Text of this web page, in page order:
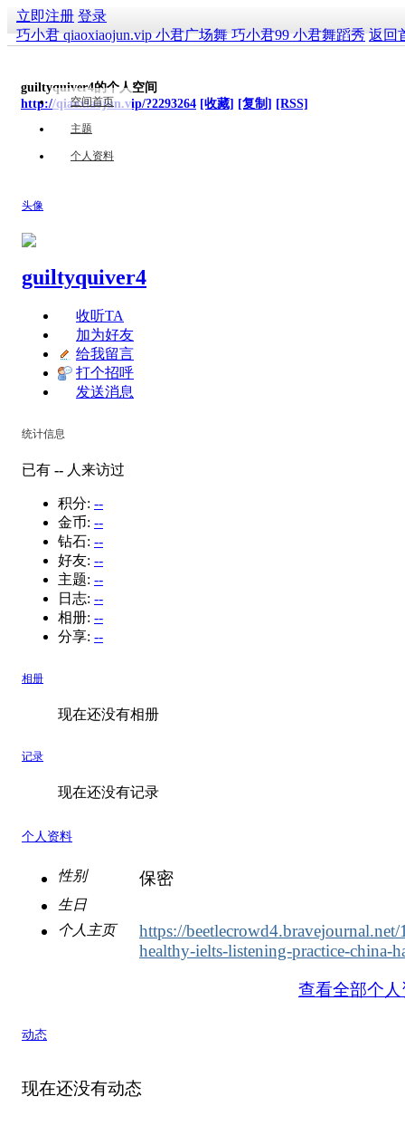
立即注册 登录
巧小君 qiaoxiaojun.vip 小君广场舞 巧小君99 小君舞蹈秀 返回
guiltyquiver4的个人空间
http://qiaoxiaojun.vip/?2293264 [收藏] [复制] [RSS]
空间首页
主题
个人资料
头像
guiltyquiver4
收听TA
加为好友
给我留言
打个招呼
发送消息
统计信息
已有 -- 人来访过
积分: --
金币: --
钻石: --
好友: --
主题: --
日志: --
相册: --
分享: --
相册
现在还没有相册
记录
现在还没有记录
个人资料
性别 保密
生日
个人主页
https://beetlecrowd4.bravejournal.net/
healthy-ielts-listening-practice-china-
查看全部个
动态
现在还没有动态